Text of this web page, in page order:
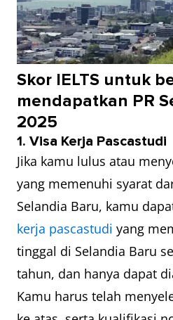
Skor IELTS untuk
mendapatkan PR
2025
1. Visa Kerja Pascastudi
Jika kamu lulus atau
yang memenuhi syarat
Selandia Baru, kamu
kerja pascastudi yang
tinggal di Selandia Baru
tahun, dan hanya dapat
Kamu harus telah